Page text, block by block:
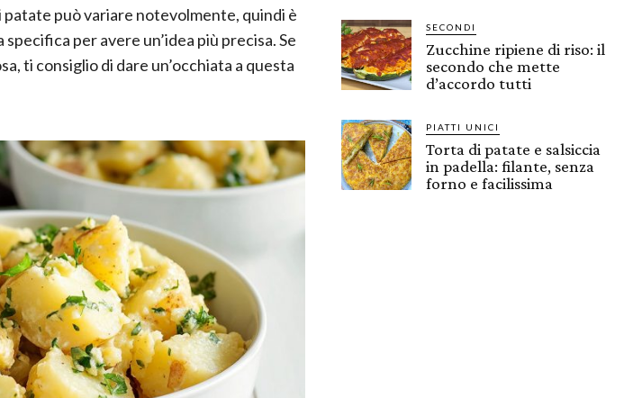
può variare notevolmente, quindi è
per avere un’idea più precisa. Se
ti consiglio di dare un’occhiata a questa
SECONDI
Zucchine ripiene di riso: il
secondo che mette
d’accordo tutti
PIATTI UNICI
Torta di patate e salsiccia
in padella: filante, senza
forno e facilissima